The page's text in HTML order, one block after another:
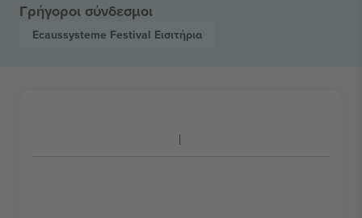
Γρήγοροι σύνδεσμοι
Ecaussysteme Festival Εισιτήρια